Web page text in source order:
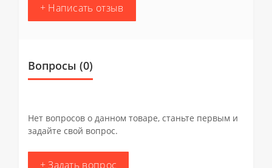
+ Написать отзыв
Вопросы (0)
Нет вопросов о данном товаре, станьте первым и
задайте свой вопрос.
+ Задать вопрос